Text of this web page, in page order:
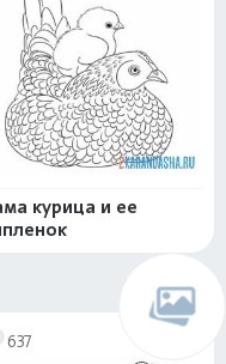
курица и ее
637